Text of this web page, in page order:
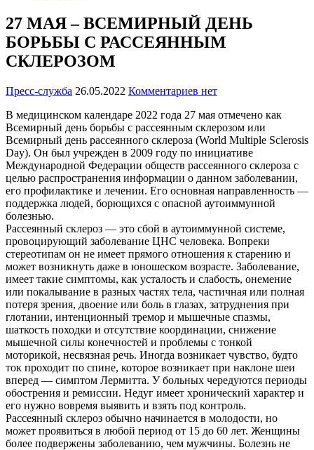
27 МАЯ – ВСЕМИРНЫЙ ДЕНЬ
БОРЬБЫ С РАССЕЯННЫМ
СКЛЕРОЗОМ
Пресс-служба 26.05.2022 Комментариев нет
В медицинском календаре 2022 года 27 мая отмечено как
Всемирный день борьбы с рассеянным склерозом или
Всемирный день рассеянного склероза (World Multiple Sclerosis
Day). Он был учрежден в 2009 году по инициативе
Международной Федерации обществ рассеянного склероза с
целью распространения информации о данном заболевании,
его профилактике и лечении. Его основная направленность —
поддержка людей, борющихся с опасной аутоиммунной
болезнью.
Рассеянный склероз — это сбой в аутоиммунной системе,
провоцирующий заболевание ЦНС человека. Вопреки
стереотипам он не имеет прямого отношения к старению и
может возникнуть даже в юношеском возрасте. Заболевание,
имеет такие симптомы, как усталость и слабость, онемение
или покалывание в разных частях тела, частичная или полная
потеря зрения, двоение или боль в глазах, затруднения при
глотании, интенционный тремор и мышечные спазмы,
шаткость походки и отсутствие координации, снижение
мышечной силы конечностей и проблемы с тонкой
моторикой, несвязная речь. Иногда возникает чувство, будто
ток проходит по спине, которое возникает при наклоне шеи
вперед — симптом Лермитта. У больных чередуются периоды
обострения и ремиссии. Недуг имеет хронический характер и
его нужно вовремя выявить и взять под контроль.
Рассеянный склероз обычно начинается в молодости, но
может проявиться в любой период от 15 до 60 лет. Женщины
более подвержены заболеванию, чем мужчины. Болезнь не